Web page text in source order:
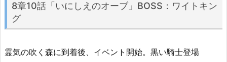
8章10話「いにしえのオーブ」BOSS：ワイトキン
グ
霊気の吹く森に到着後、イベント開始。黒い騎士登場